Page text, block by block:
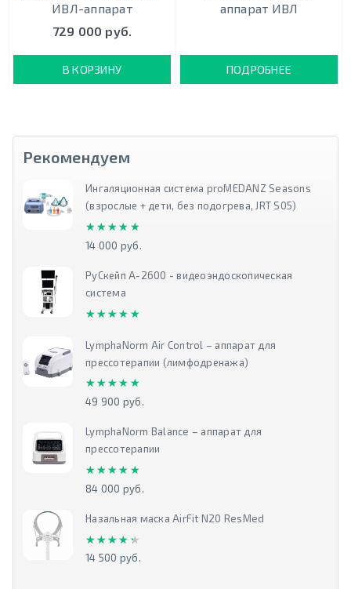
ИВЛ-аппарат
729 000 руб.
В КОРЗИНУ
аппарат ИВЛ
ПОДРОБНЕЕ
Рекомендуем
Ингаляционная система proMEDANZ Seasons
(взрослые + дети, без подогрева, JRT S05)
★★★★★
★★★★★
14 000 руб.
РуСкейп А-2600 - видеоэндоскопическая
система
★★★★★
★★★★★
LymphaNorm Air Control – аппарат для
прессотерапии (лимфодренажа)
★★★★★
★★★★★
49 900 руб.
LymphaNorm Balance – аппарат для
прессотерапии
★★★★★
★★★★★
84 000 руб.
Назальная маска AirFit N20 ResMed
★★★★★
★★★★★
14 500 руб.